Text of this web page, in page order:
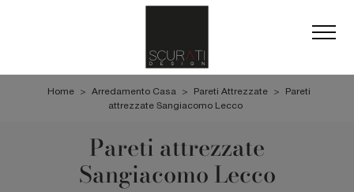
Home > Arredamento Casa > Pareti Attrezzate >
Pareti
attrezzate Sangiacomo Lecco
Pareti attrezzate
Sangiacomo Lecco